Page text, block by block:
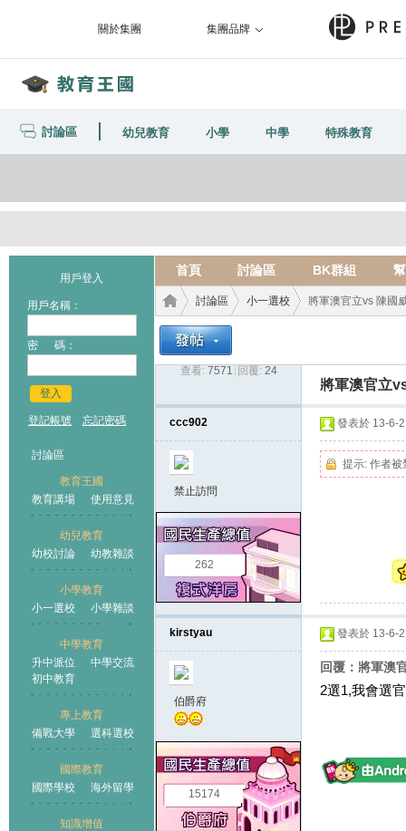
關於集團 集團品牌
討論區 幼兒教育 小學 中學 特殊教育
用戶登入
用戶名稱：
密 碼：
登入
登記帳號 忘記密碼
討論區
教育王國
教育講場
使用意見
幼兒教育
幼校討論
幼教雜談
小學教育
小一選校
小學雜談
中學教育
升中派位
中學交流
初中教育
專上教育
備戰大學
選科選校
國際教育
國際學校
海外留學
知識增值
首頁 討論區 BK群組
王國
›
討論區
›
小一選校 將軍澳官立vs 陳國
查看: 7571 回覆: 24
將軍澳官立
ccc902
禁止訪問
262
發表於 13-6-
提示: 作者被
kirstyau
伯爵府
15174
發表於 13-6-
回覆：將軍澳
2選1,我會選